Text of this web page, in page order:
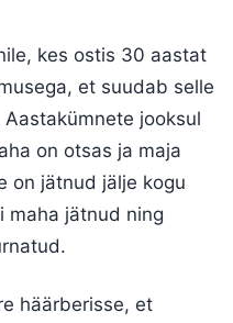
kes ostis 30 aastat
et suudab selle
jooksul
on otsas ja maja
on jätnud jälje kogu
maha jätnud ning
häärberisse, et